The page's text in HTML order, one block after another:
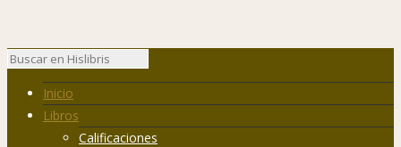
Inicio
Libros
Calificaciones